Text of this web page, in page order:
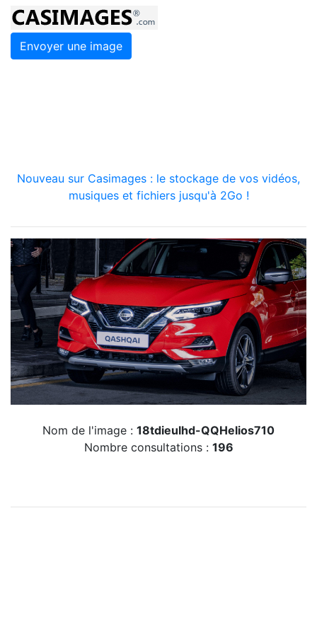
Envoyer une image
Nouveau sur Casimages : le stockage de vos vidéos,
musiques et fichiers jusqu'à 2Go !
Nom de l'image : 18tdieulhd-QQHelios710
Nombre consultations : 196